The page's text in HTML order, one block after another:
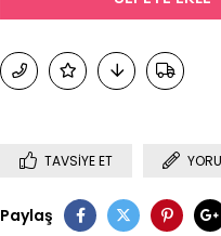
TAVSIYE ET
Paylaş